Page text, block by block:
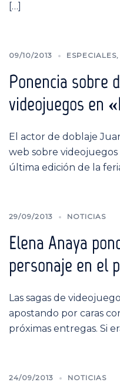
[…]
09/10/2013 ESPECIALES,
Ponencia sobre
videojuegos en
El actor de doblaje
web sobre
última edición de la
29/09/2013 NOTICIAS
Elena Anaya
personaje en el
Las sagas de
apostando por caras
próximas entregas. Si
24/09/2013 NOTICIAS